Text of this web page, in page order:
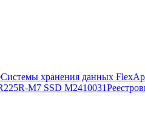
Системы хранения данных